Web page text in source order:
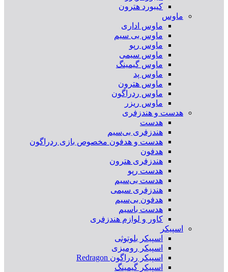
کیبورد هترون
ماوس
ماوس اداری
ماوس بی سیم
ماوس رپو
ماوس سیمی
ماوس گیمینگ
ماوس پد
ماوس هترون
ماوس ردراگون
ماوس ریزر
هدست و هندزفری
هدست
هندزفری بی‌سیم
هدست و هدفون مخصوص بازی ردراگون
هدفون
هندزفری هترون
هدست رپو
هدست بی‌سیم
هندزفری سیمی
هدفون بی‌سیم
هدست باسیم
کاور و لوازم هندزفری
اسپیکر
اسپیکر بلوتوثی
اسپیکر رومیزی
اسپیکر ردراگون Redragon
اسپیکر گیمینگ